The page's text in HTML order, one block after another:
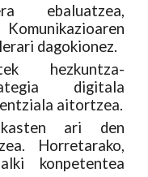
ebaluatzea,
dagokionez.
hezkuntza-
digitala
aitortzea.
ari den
Horretarako,
konpetentea